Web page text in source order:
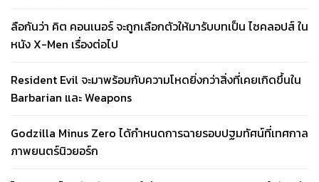
ลือกันว่า คิต คอนเนอร์ จะถูกเลือกตัวให้มารับบทเป็น ไซคลอปส์ ใน
หนัง X-Men เรื่องต่อไป
Resident Evil จะมาพร้อมกับความโหดยิ่งกว่าสิ่งที่เคยเกิดขึ้นใน
Barbarian และ Weapons
Godzilla Minus Zero ได้กำหนดการฉายรอบปฐมทัศน์ที่เทศกาล
ภาพยนตร์นิวยอร์ก